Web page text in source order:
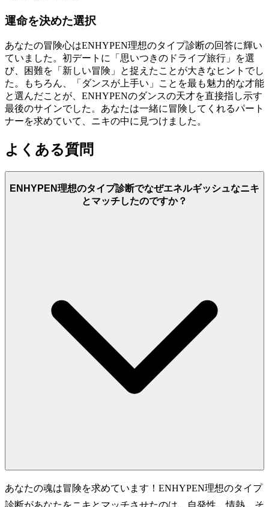
運命を決めた選択
あなたの冒険心はENHYPEN理想のタイプ診断の回答に輝い
ていました。初デートに「思いつきのドライブ旅行」を選
び、困難を「新しい冒険」と捉えたことが大きなヒントでし
た。もちろん、「ダンスが上手い」ことを最も魅力的な才能
と選んだことが、ENHYPENのダンスの天才を直接指し示す
最後のサインでした。あなたは一緒に冒険してくれるパート
ナーを求めていて、ニキの中に見つけました。
よくある質問
ENHYPEN理想のタイプ診断でなぜエネルギッシュなニキ
とマッチしたのですか？
あなたの魂は冒険を求めています！ENHYPEN理想のタイプ